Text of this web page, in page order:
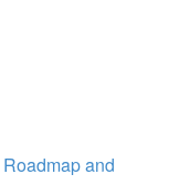
Roadmap and